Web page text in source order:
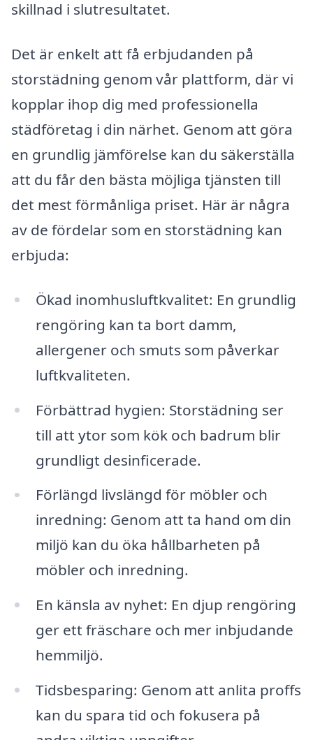
skillnad i slutresultatet.
Det är enkelt att få erbjudanden på
storstädning genom vår plattform, där vi
kopplar ihop dig med professionella
städföretag i din närhet. Genom att göra
en grundlig jämförelse kan du säkerställa
att du får den bästa möjliga tjänsten till
det mest förmånliga priset. Här är några
av de fördelar som en storstädning kan
erbjuda:
Ökad inomhusluftkvalitet: En grundlig
rengöring kan ta bort damm,
allergener och smuts som påverkar
luftkvaliteten.
Förbättrad hygien: Storstädning ser
till att ytor som kök och badrum blir
grundligt desinficerade.
Förlängd livslängd för möbler och
inredning: Genom att ta hand om din
miljö kan du öka hållbarheten på
möbler och inredning.
En känsla av nyhet: En djup rengöring
ger ett fräschare och mer inbjudande
hemmiljö.
Tidsbesparing: Genom att anlita proffs
kan du spara tid och fokusera på